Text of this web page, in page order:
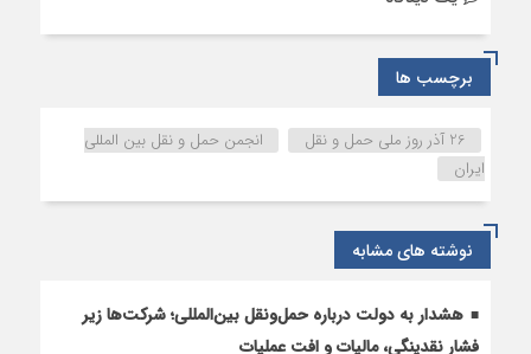
برچسب ها
26 آذر روز ملی حمل و نقل
انجمن حمل و نقل بین المللی
ایران
نوشته های مشابه
هشدار به دولت درباره حمل‌ونقل بین‌المللی؛ شرکت‌ها زیر
فشار نقدینگی، مالیات و افت عملیات